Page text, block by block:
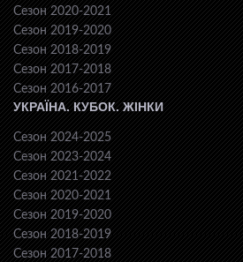
Сезон 2020-2021
Сезон 2019-2020
Сезон 2018-2019
Сезон 2017-2018
Сезон 2016-2017
УКРАЇНА. КУБОК. ЖІНКИ
Сезон 2024-2025
Сезон 2023-2024
Сезон 2021-2022
Сезон 2020-2021
Сезон 2019-2020
Сезон 2018-2019
Сезон 2017-2018